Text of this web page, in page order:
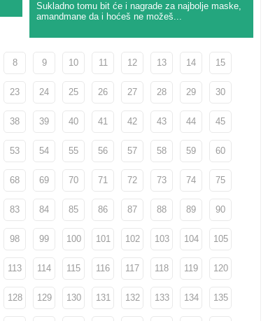
Sukladno tomu bit će i nagrade za najbolje maske,
amandmane da i hoćeš ne možeš...
8 9 10 11 12 13 14 15
23 24 25 26 27 28 29 30
38 39 40 41 42 43 44 45
53 54 55 56 57 58 59 60
68 69 70 71 72 73 74 75
83 84 85 86 87 88 89 90
98 99 100 101 102 103 104 105
113 114 115 116 117 118 119 120
128 129 130 131 132 133 134 135